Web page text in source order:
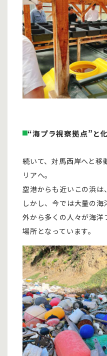
“海プラ視察拠点”と
続いて、対馬西岸へと移
リアへ。
空港からも近いこの浜は
しかし、今では大量の
外から多くの人々が海洋
場所となっています。